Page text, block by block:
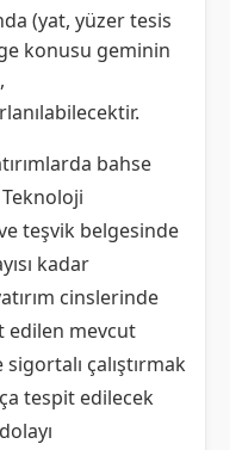
(yat, yüzer tesis
konusu geminin
bahse
teşvik belgesinde
kadar
cinslerinde
edilen mevcut
sigortalı çalıştırmak
tespit edilecek